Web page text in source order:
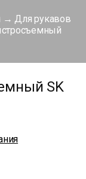
→Для рукавов
SK